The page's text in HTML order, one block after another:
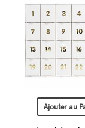
Ajouter au